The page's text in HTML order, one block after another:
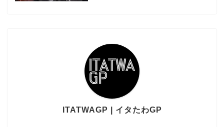
ITATWAGP | イタたわGP